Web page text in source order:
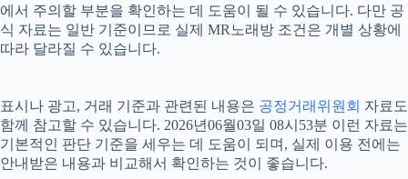
에서 주의할 부분을 확인하는 데 도움이 될 수 있습니다. 다만 공
식 자료는 일반 기준이므로 실제 MR노래방 조건은 개별 상황에
따라 달라질 수 있습니다.
표시나 광고, 거래 기준과 관련된 내용은 공정거래위원회 자료도
함께 참고할 수 있습니다. 2026년06월03일 08시53분 이런 자료는
기본적인 판단 기준을 세우는 데 도움이 되며, 실제 이용 전에는
안내받은 내용과 비교해서 확인하는 것이 좋습니다.